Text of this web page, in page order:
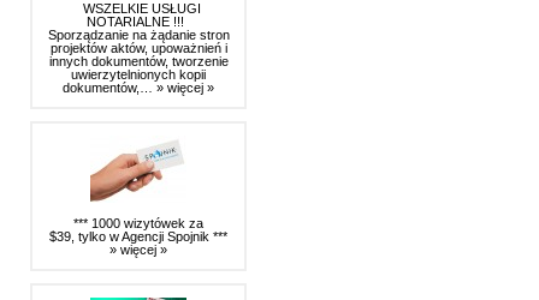
WSZELKIE USŁUGI
NOTARIALNE !!!
Sporządzanie na żądanie stron
projektów aktów, upoważnień i
innych dokumentów, tworzenie
uwierzytelnionych kopii
dokumentów,… » więcej »
*** 1000 wizytówek za
$39, tylko w Agencji Spojnik ***
» więcej »